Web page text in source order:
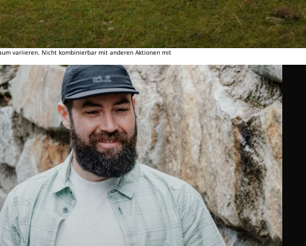
variieren. Nicht kombinierbar mit anderen Aktionen mit